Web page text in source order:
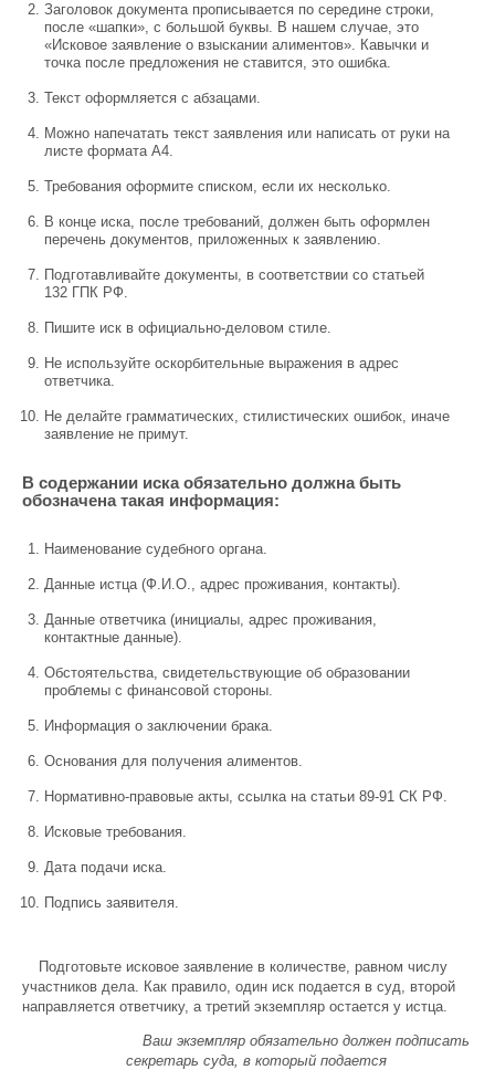
Заголовок документа прописывается по середине строки,
после «шапки», с большой буквы. В нашем случае, это
«Исковое заявление о взыскании алиментов». Кавычки и
точка после предложения не ставится, это ошибка.
Текст оформляется с абзацами.
Можно напечатать текст заявления или написать от руки на
листе формата А4.
Требования оформите списком, если их несколько.
В конце иска, после требований, должен быть оформлен
перечень документов, приложенных к заявлению.
Подготавливайте документы, в соответствии со статьей
132 ГПК РФ.
Пишите иск в официально-деловом стиле.
Не используйте оскорбительные выражения в адрес
ответчика.
Не делайте грамматических, стилистических ошибок, иначе
заявление не примут.
В содержании иска обязательно должна быть
обозначена такая информация:
Наименование судебного органа.
Данные истца (Ф.И.О., адрес проживания, контакты).
Данные ответчика (инициалы, адрес проживания,
контактные данные).
Обстоятельства, свидетельствующие об образовании
проблемы с финансовой стороны.
Информация о заключении брака.
Основания для получения алиментов.
Нормативно-правовые акты, ссылка на статьи 89-91 СК РФ.
Исковые требования.
Дата подачи иска.
Подпись заявителя.
Подготовьте исковое заявление в количестве, равном числу
участников дела. Как правило, один иск подается в суд, второй
направляется ответчику, а третий экземпляр остается у истца.
Ваш экземпляр обязательно должен подписать
секретарь суда, в который подается